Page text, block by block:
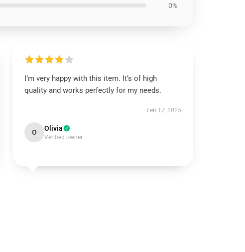
0%
I’m very happy with this item. It’s of high
quality and works perfectly for my needs.
Feb 17, 2025
O Olivia
Verified owner